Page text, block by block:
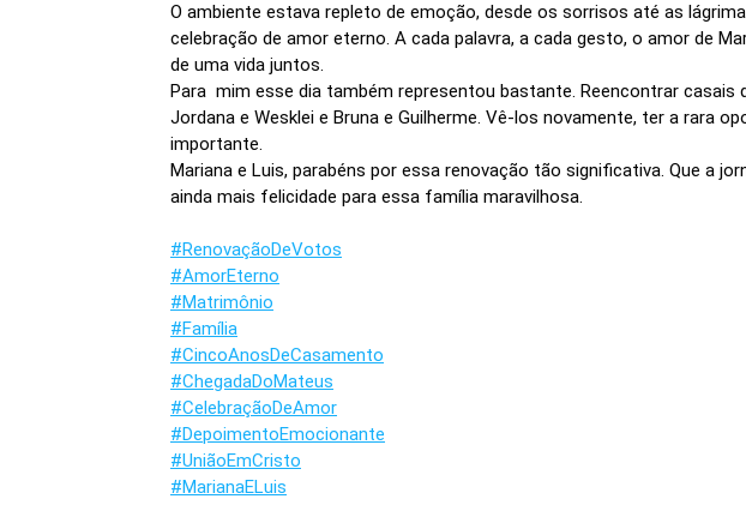
O ambiente estava repleto de emoção, desde os sorrisos até as
celebração de amor eterno. A cada palavra, a cada gesto, o amor de
de uma vida juntos.
Para mim esse dia também representou bastante. Reencontrar casais
Jordana e Wesklei e Bruna e Guilherme. Vê-los novamente, ter a rara
importante.
Mariana e Luis, parabéns por essa renovação tão significativa. Que a
ainda mais felicidade para essa família maravilhosa.
#RenovaçãoDeVotos
#AmorEterno
#Matrimônio
#Família
#CincoAnosDeCasamento
#ChegadaDoMateus
#CelebraçãoDeAmor
#DepoimentoEmocionante
#UniãoEmCristo
#MarianaELuis